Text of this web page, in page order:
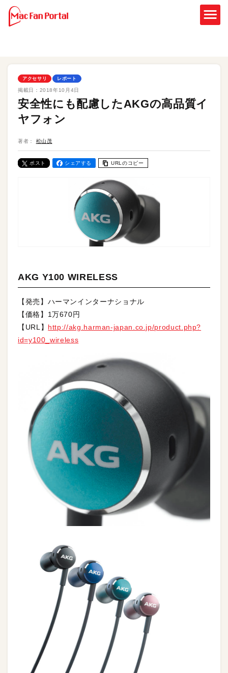
アクセサリ レポート
掲載日： 2018年10月4日
安全性にも配慮したAKGの高品質イ
ヤフォン
著者： 松山茂
ポスト シェアする URLのコピー
AKG Y100 WIRELESS
【発売】ハーマンインターナショナル
【価格】1万670円
【URL】 http://akg.harman-japan.co.jp/product.php?
id=y100_wireless